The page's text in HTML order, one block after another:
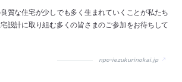
質な住宅が少しでも多く生まれていくことが私たち
設計に取り組む多くの皆さまのご参加をお待ちして
npo-iezukurinokai.jp